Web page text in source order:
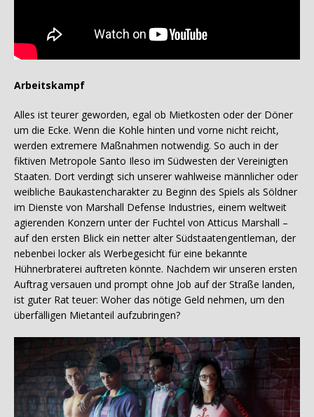
Arbeitskampf
Alles ist teurer geworden, egal ob Mietkosten oder der Döner
um die Ecke. Wenn die Kohle hinten und vorne nicht reicht,
werden extremere Maßnahmen notwendig. So auch in der
fiktiven Metropole Santo Ileso im Südwesten der Vereinigten
Staaten. Dort verdingt sich unserer wahlweise männlicher oder
weibliche Baukastencharakter zu Beginn des Spiels als Söldner
im Dienste von Marshall Defense Industries, einem weltweit
agierenden Konzern unter der Fuchtel von Atticus Marshall –
auf den ersten Blick ein netter alter Südstaatengentleman, der
nebenbei locker als Werbegesicht für eine bekannte
Hühnerbraterei auftreten könnte. Nachdem wir unseren ersten
Auftrag versauen und prompt ohne Job auf der Straße landen,
ist guter Rat teuer: Woher das nötige Geld nehmen, um den
überfälligen Mietanteil aufzubringen?